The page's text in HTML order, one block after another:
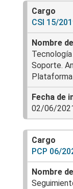
CSI 15/
Soporte.
Plataforma
02/06/
PCP 06/